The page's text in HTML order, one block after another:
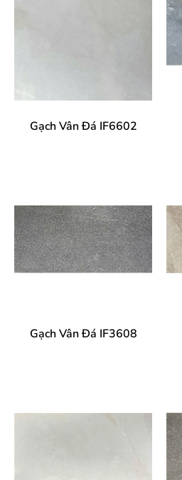
Gạch Vân Đá IF6602
Gạch Vân Đá IF3608